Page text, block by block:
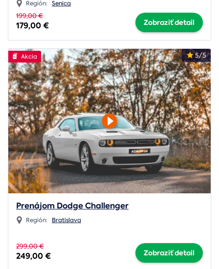
Región: Senica
199,00 €
179,00 € Zobraziť detail
5/5
Akcia
Prenájom Dodge Challenger
Región: Bratislava
299,00 €
249,00 € Zobraziť detail